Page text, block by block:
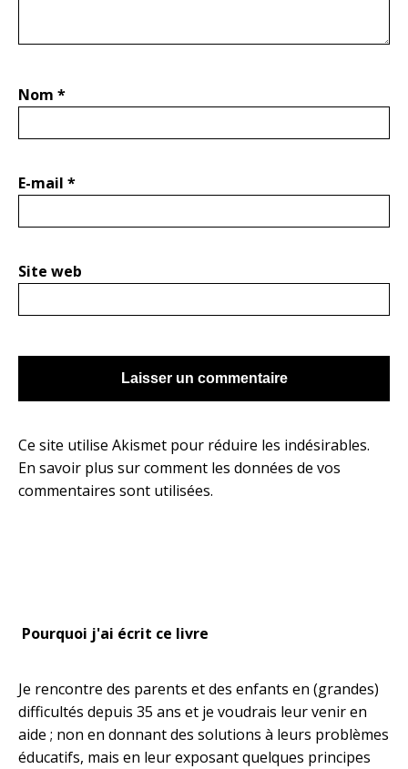
Nom *
E-mail *
Site web
Ce site utilise Akismet pour réduire les indésirables.
En savoir plus sur comment les données de vos
commentaires sont utilisées.
Pourquoi j'ai écrit ce livre
Je rencontre des parents et des enfants en (grandes)
difficultés depuis 35 ans et je voudrais leur venir en
aide ; non en donnant des solutions à leurs problèmes
éducatifs, mais en leur exposant quelques principes